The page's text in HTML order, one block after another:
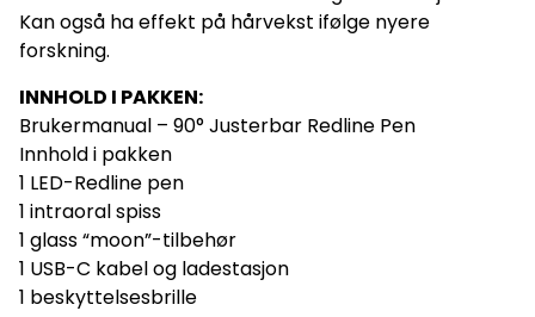
Kan også ha effekt på hårvekst ifølge nyere
forskning.
INNHOLD I PAKKEN:
Brukermanual – 90° Justerbar Redline Pen
Innhold i pakken
1 LED-Redline pen
1 intraoral spiss
1 glass “moon”-tilbehør
1 USB-C kabel og ladestasjon
1 beskyttelsesbrille